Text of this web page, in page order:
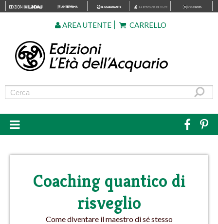
AREA UTENTE CARRELLO
Coaching quantico di
risveglio
Come diventare il maestro di sé stesso